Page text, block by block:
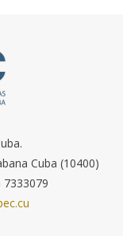
Cuba (10400)